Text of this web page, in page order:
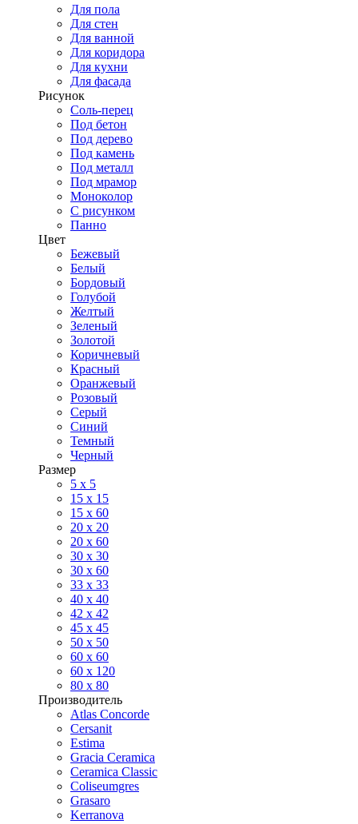
Для пола
Для стен
Для ванной
Для коридора
Для кухни
Для фасада
Рисунок
Соль-перец
Под бетон
Под дерево
Под камень
Под металл
Под мрамор
Моноколор
С рисунком
Панно
Цвет
Бежевый
Белый
Бордовый
Голубой
Желтый
Зеленый
Золотой
Коричневый
Красный
Оранжевый
Розовый
Серый
Синий
Темный
Черный
Размер
5 x 5
15 x 15
15 x 60
20 х 20
20 x 60
30 х 30
30 x 60
33 x 33
40 х 40
42 x 42
45 x 45
50 x 50
60 х 60
60 x 120
80 x 80
Производитель
Atlas Concorde
Cersanit
Estima
Gracia Ceramica
Ceramica Classic
Coliseumgres
Grasaro
Kerranova